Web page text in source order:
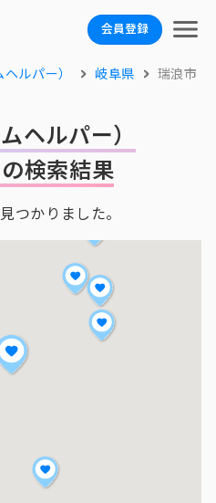
会員登録
ルパー） 岐阜県 瑞浪市
ヘルパー）
検索結果
つかりました。